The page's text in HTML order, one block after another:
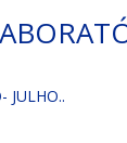
JULHO..